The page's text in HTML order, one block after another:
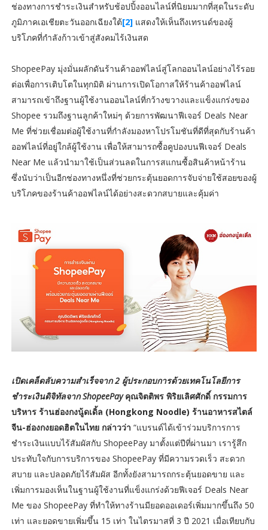
ช่องทางการชำระเงินสำหรับช้อปปิ้งออนไลน์ที่นิยมมากที่สุดในระดับ
ภูมิภาคเอเชียตะวันออกเฉียงใต้[2]แสดงให้เห็นถึงเทรนด์ของผู้
บริโภคที่กำลังก้าวเข้าสู่สังคมไร้เงินสด
ShopeePay มุ่งมั่นผลักดันร้านค้าออฟไลน์สู่โลกออนไลน์อย่างไร้รอย
ต่อเพื่อการเติบโตในทุกมิติ ผ่านการเปิดโอกาสให้ร้านค้าออฟไลน์
สามารถเข้าถึงฐานผู้ใช้งานออนไลน์ที่กว้างขวางและแข็งแกร่งของ
Shopee รวมถึงฐานลูกค้าใหม่ๆ ด้วยการพัฒนาฟีเจอร์ Deals Near
Me ที่ช่วยเชื่อมต่อผู้ใช้งานที่กำลังมองหาโปรโมชันที่ดีที่สุดกับร้านค้า
ออฟไลน์ที่อยู่ใกล้ผู้ใช้งาน เพื่อให้สามารถซื้อคูปองบนฟีเจอร์ Deals
Near Me แล้วนำมาใช้เป็นส่วนลดในการสแกนซื้อสินค้าหน้าร้าน
ซึ่งนับว่าเป็นอีกช่องทางหนึ่งที่ช่วยกระตุ้นยอดการจับจ่ายใช้สอยของผู้
บริโภคของร้านค้าออฟไลน์ได้อย่างสะดวกสบายและคุ้มค่า
เปิดเคล็ดลับความสำเร็จจาก 2 ผู้ประกอบการด้วยเทคโนโลยีการ
ชำระเงินดิจิทัลจาก ShopeePayคุณจิตติพร พิริยเลิศศักดิ์ กรรมการ
บริหาร ร้านฮ่องกงนู้ดเดิ้ล (Hongkong Noodle) ร้านอาหารสไตล์
จีน-ฮ่องกงยอดฮิตในไทย กล่าวว่า “แบรนด์ได้เข้าร่วมบริการการ
ชำระเงินแบบไร้สัมผัสกับ ShopeePay มาตั้งแต่ปีที่ผ่านมา เรารู้สึก
ประทับใจกับการบริการของ ShopeePay ที่มีความรวดเร็ว สะดวก
สบาย และปลอดภัยไร้สัมผัส อีกทั้งยังสามารถกระตุ้นยอดขาย และ
เพิ่มการมองเห็นในฐานผู้ใช้งานที่แข็งแกร่งด้วยฟีเจอร์ Deals Near
Me ของ ShopeePay ที่ทำให้ทางร้านมียอดออเดอร์เพิ่มมากขึ้นถึง 50
เท่า และยอดขายเพิ่มขึ้น 15 เท่า ในไตรมาสที่ 3 ปี 2021 เมื่อเทียบกับ